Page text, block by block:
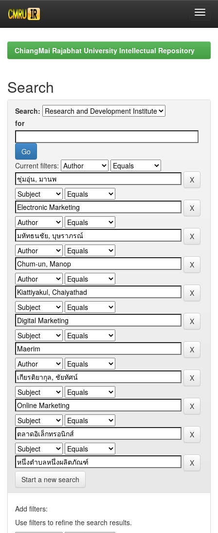
navigationChiangMai Rajabhat University Intellectual Repository
Search
Search:
for
Current filters:
Start a new search
Add filters:
Use filters to refine the search results.